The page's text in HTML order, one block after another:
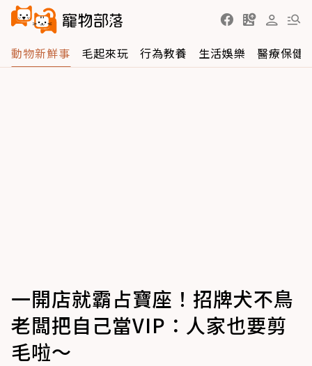
動物新鮮事 毛起來玩 行為教養 生活娛樂 醫療保健
一開店就霸占寶座！招牌犬不鳥
老闆把自己當VIP：人家也要剪
毛啦～